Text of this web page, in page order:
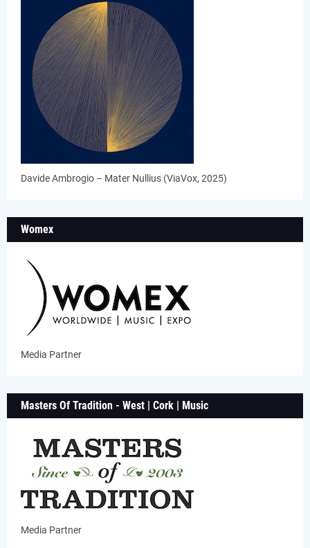
Davide Ambrogio – Mater Nullius (ViaVox, 2025)
Womex
Media Partner
Masters Of Tradition - West | Cork | Music
Media Partner